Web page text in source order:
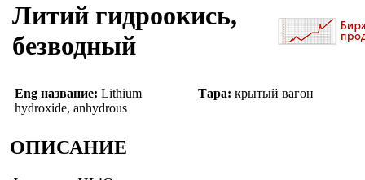
Литий гидроокись,
безводный
Eng название: Lithium
hydroxide, anhydrous
Тара: крытый вагон
ОПИСАНИЕ